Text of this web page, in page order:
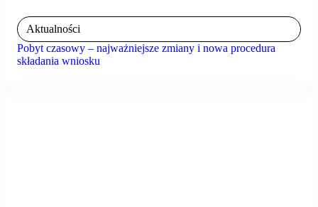
Aktualności
Pobyt czasowy – najważniejsze zmiany i nowa procedura
składania wniosku